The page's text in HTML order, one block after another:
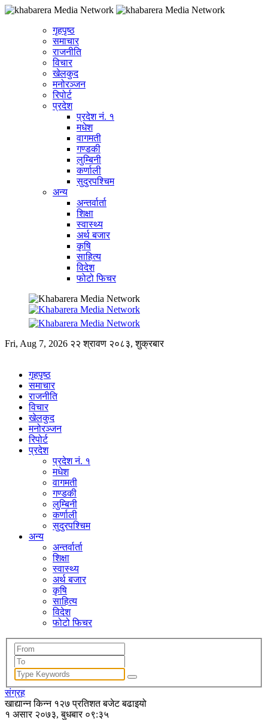
गृहपृष्ठ
समाचार
राजनीति
विचार
खेलकुद
मनोरञ्जन
रिपोर्ट
प्रदेश
प्रदेश नं. १
मधेश
वागमती
गण्डकी
लुम्बिनी
कर्णाली
सुदुरपश्चिम
अन्य
अन्तर्वार्ता
शिक्षा
स्वास्थ्य
अर्थ बजार
कृषि
साहित्य
विदेश
फोटो फिचर
Fri, Aug 7, 2026 २२ श्रावण २०८३, शुक्रबार
गृहपृष्ठ
समाचार
राजनीति
विचार
खेलकुद
मनोरञ्जन
रिपोर्ट
प्रदेश
प्रदेश नं. १
मधेश
वागमती
गण्डकी
लुम्बिनी
कर्णाली
सुदुरपश्चिम
अन्य
अन्तर्वार्ता
शिक्षा
स्वास्थ्य
अर्थ बजार
कृषि
साहित्य
विदेश
फोटो फिचर
संग्रह
खाद्यान्न किन्न १२७ प्रतिशत बजेट बढाइयो
१ असार २०७३, बुधबार ०९:३५